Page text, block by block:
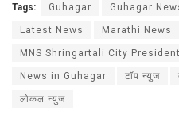
Tags: Guhagar Guhagar
Latest News Marathi News
MNS Shringartali City
News in Guhagar टॉप न्युज
लोकल न्युज